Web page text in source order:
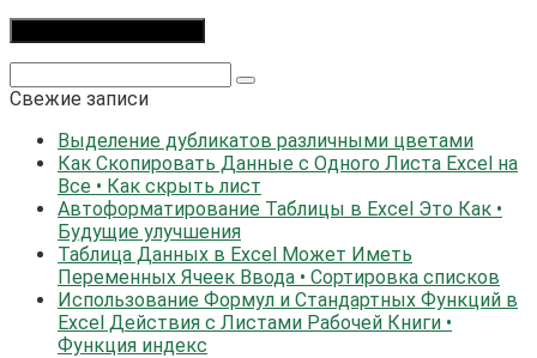
Свежие записи
Выделение дубликатов различными цветами
Как Скопировать Данные с Одного Листа Excel на
Все • Как скрыть лист
Автоформатирование Таблицы в Excel Это Как •
Будущие улучшения
Таблица Данных в Excel Может Иметь
Переменных Ячеек Ввода • Сортировка списков
Использование Формул и Стандартных Функций в
Excel Действия с Листами Рабочей Книги •
Функция индекс